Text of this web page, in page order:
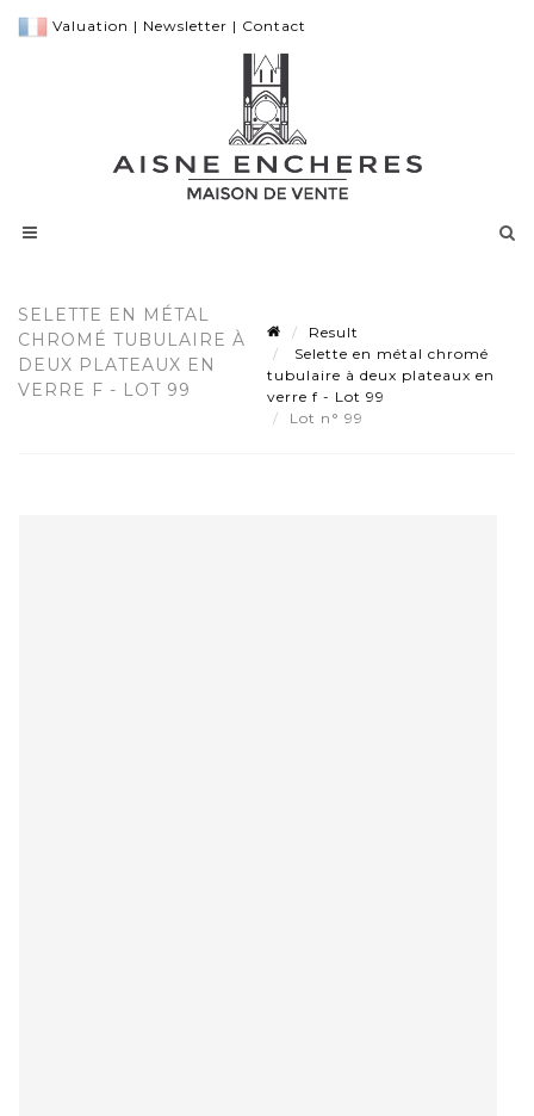
Valuation | Newsletter | Contact
SELETTE EN MÉTAL
CHROMÉ TUBULAIRE À
DEUX PLATEAUX EN
VERRE F - LOT 99
Result
Selette en métal chromé
tubulaire à deux plateaux en
verre f - Lot 99
Lot n° 99